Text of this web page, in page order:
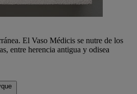
El Vaso Médicis se nutre de los
entre herencia antigua y odisea